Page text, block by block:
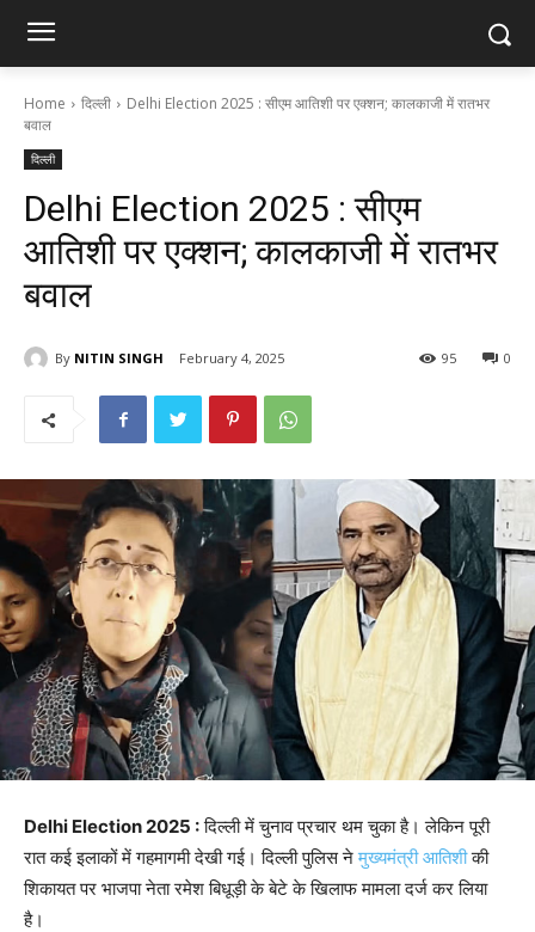
Home दिल्ली
Delhi Election 2025 : सीएम आतिशी पर एक्शन; कालकाजी में रातभर
बवाल
दिल्ली
Delhi Election 2025 : सीएम
आतिशी पर एक्शन; कालकाजी में रातभर
बवाल
By NITIN SINGH February 4, 2025 0
95
Delhi Election 2025 :दिल्ली में चुनाव प्रचार थम चुका है। लेकिन पूरी
रात कई इलाकों में गहमागमी देखी गई। दिल्ली पुलिस नेमुख्यमंत्री आतिशीकी
शिकायत पर भाजपा नेता रमेश बिधूड़ी के बेटे के खिलाफ मामला दर्ज कर लिया
है।